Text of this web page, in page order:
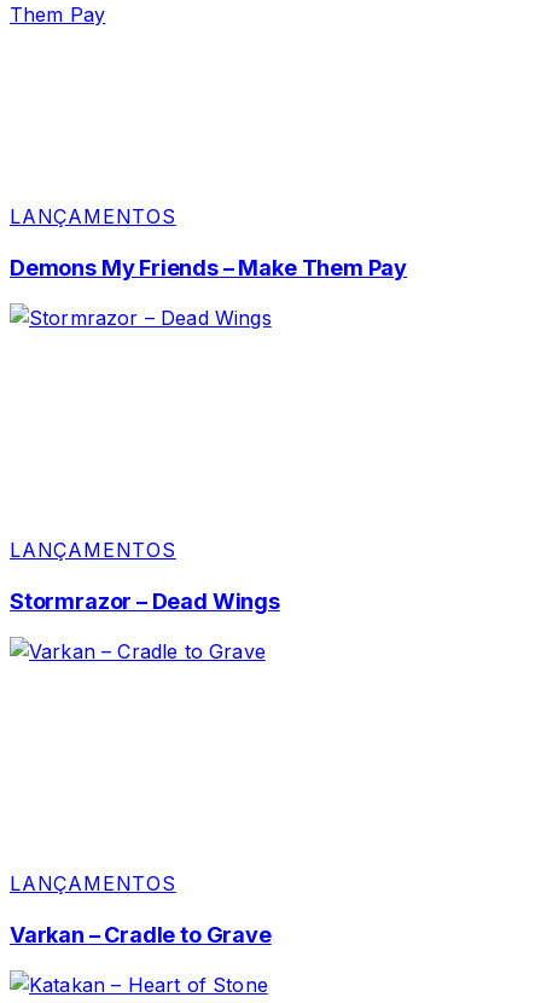
LANÇAMENTOS
Demons My Friends – Make Them Pay
LANÇAMENTOS
Stormrazor – Dead Wings
LANÇAMENTOS
Varkan – Cradle to Grave